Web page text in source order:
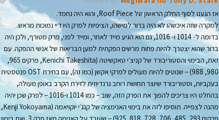
אז הגענו לסוף החלק הראשון של Roof Piece, והוא היה נחמד.
למקרה שזה איכשהו לא היה ברור למישהו, הציפיות לפרק היו דיי נמוכות מראש.
בדומה ל- 1014 ו- 1016, גם הוא הגיע מייד לאחר, ומייד לפני, פרק מטורף, ולכן היה
ברור שהוא יצטרך להיות פחות מרשים הפקתית למען הבריאות של אנשי ההפקה. עם
זאת, הבימוי והסטוריבורד של קניצ׳י טאקשיטה (Kenichi Takeshita, פרקים 965,
980, 988) – שנוטים להיות מעולים לפרקי אקשן (כמו זה), עם בחירת OST פנטסטית
בעקביות, וסטוריבורד שיוצר תחושת רוחב גרנדיוזית לזירת הקרב באופן מעולה,
בהחלט היו צריכים להפוך את הפרק הזה, שוב – כמו 1014 ו-1016 – לפרק שכן יהיה
מהנה לצפייה. תוסיפו לזה את בימוי האנימציה של קנג׳י יוֹקויאמה (Kenji Yokoyama,